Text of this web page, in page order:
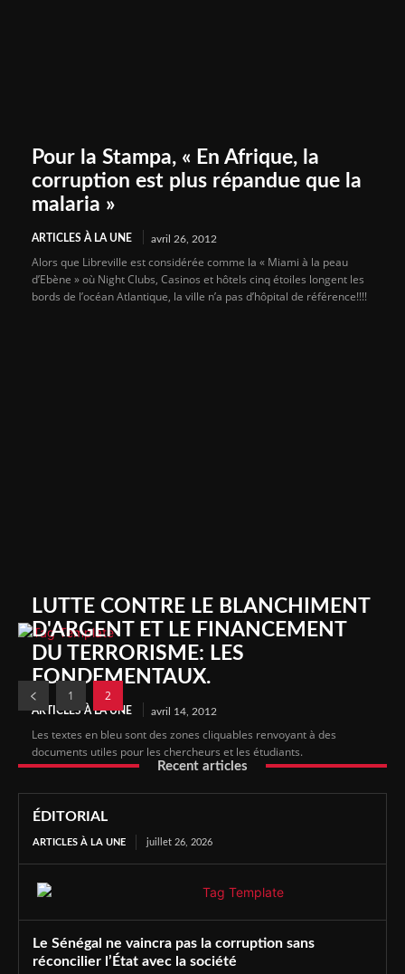
Pour la Stampa, « En Afrique, la
corruption est plus répandue que la
malaria »
ARTICLES À LA UNE avril 26, 2012
Alors que Libreville est considérée comme la « Miami à la peau
d’Ebène » où Night Clubs, Casinos et hôtels cinq étoiles longent les
bords de l’océan Atlantique, la ville n’a pas d’hôpital de référence!!!!
LUTTE CONTRE LE BLANCHIMENT
D'ARGENT ET LE FINANCEMENT
DU TERRORISME: LES
FONDEMENTAUX.
ARTICLES À LA UNE avril 14, 2012
Les textes en bleu sont des zones cliquables renvoyant à des
documents utiles pour les chercheurs et les étudiants.
1 2
Recent articles
ÉDITORIAL
ARTICLES À LA UNE juillet 26, 2026
Le Sénégal ne vaincra pas la corruption sans
réconcilier l’État avec la société